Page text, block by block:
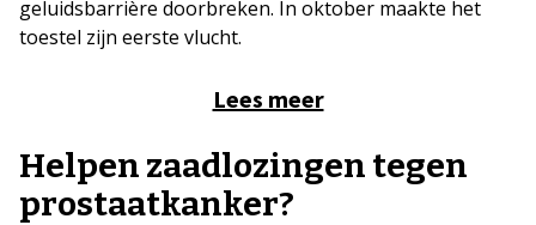
geluidsbarrière doorbreken. In oktober maakte het
toestel zijn eerste vlucht.
Lees meer
Helpen zaadlozingen tegen
prostaatkanker?